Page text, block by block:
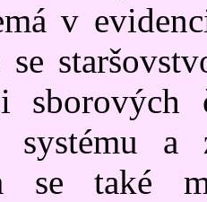
v
sborových
systému a
se také